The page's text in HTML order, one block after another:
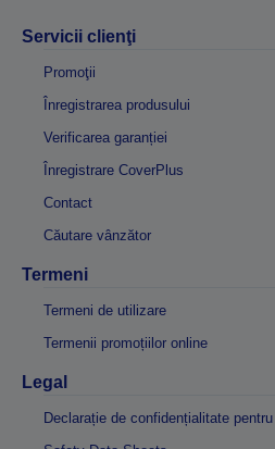
Servicii clienţi
Promoţii
Înregistrarea produsului
Verificarea garanției
Înregistrare CoverPlus
Contact
Căutare vânzător
Termeni
Termeni de utilizare
Termenii promoțiilor online
Legal
Declarație de confidențialitate